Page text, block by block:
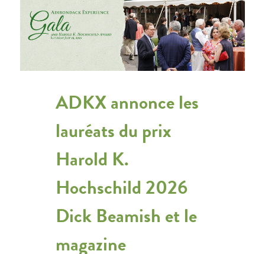
ADKX annonce les
lauréats du prix
Harold K.
Hochschild 2026
Dick Beamish et le
magazine